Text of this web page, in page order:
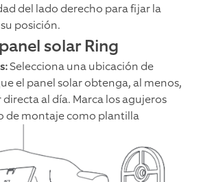
del lado derecho para fijar la
posición.
solar Ring
Selecciona una ubicación de
el panel solar obtenga, al menos,
directa al día. Marca los agujeros
de montaje como plantilla